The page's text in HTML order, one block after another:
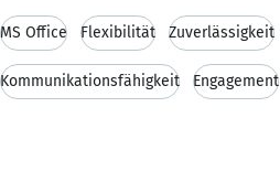
MS Office Flexibilität Zuverlässigkeit
Kommunikationsfähigkeit Engagement